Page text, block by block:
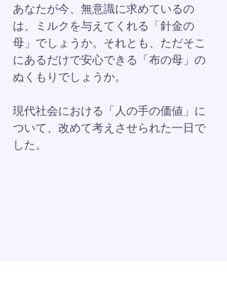
あなたが今、無意識に求めているの
は、ミルクを与えてくれる「針金の
母」でしょうか。それとも、ただそこ
にあるだけで安心できる「布の母」の
ぬくもりでしょうか。
現代社会における「人の手の価値」に
ついて、改めて考えさせられた一日で
した。